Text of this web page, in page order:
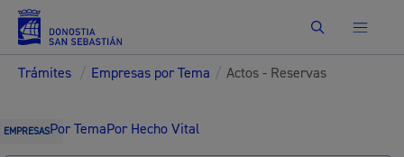
Buscar
Trámites / Empresas por Tema / Actos - Reservas
EMPRESASPor TemaPor Hecho Vital